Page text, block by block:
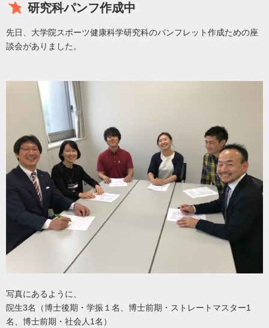
研究科パンフ作成中
先日、大学院スポーツ健康科学研究科のパンフレット作成ための座
談会がありました。
写真にあるように、
院生3名（博士後期・学振１名、博士前期・ストレートマスター1
名、博士前期・社会人1名）